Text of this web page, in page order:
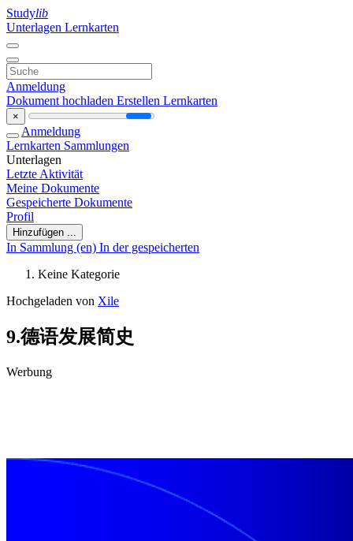
Studylib
Unterlagen Lernkarten
Anmeldung
Dokument hochladen Erstellen Lernkarten
×
Anmeldung
Lernkarten Sammlungen
Unterlagen
Letzte Aktivität
Meine Dokumente
Gespeicherte Dokumente
Profil
Hinzufügen ...
In Sammlung (en) In der gespeicherten
Keine Kategorie
Hochgeladen von Xile
9.德语发展简史
Werbung